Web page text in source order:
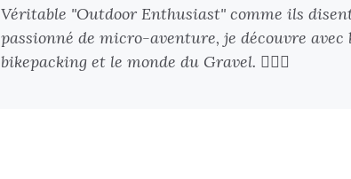
Véritable "Outdoor Enthusiast" comme ils
passionné de micro-aventure, je découvre
bikepacking et le monde du Gravel. 🚴🏻‍♂️